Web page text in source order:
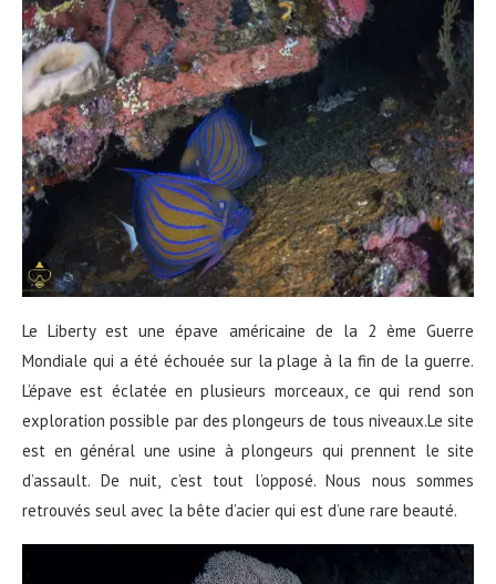
Le Liberty est une épave américaine de la 2 ème Guerre
Mondiale qui a été échouée sur la plage à la fin de la guerre.
L’épave est éclatée en plusieurs morceaux, ce qui rend son
exploration possible par des plongeurs de tous niveaux.Le site
est en général une usine à plongeurs qui prennent le site
d’assault. De nuit, c’est tout l’opposé. Nous nous sommes
retrouvés seul avec la bête d’acier qui est d’une rare beauté.